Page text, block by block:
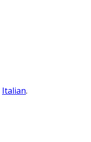
Italian.